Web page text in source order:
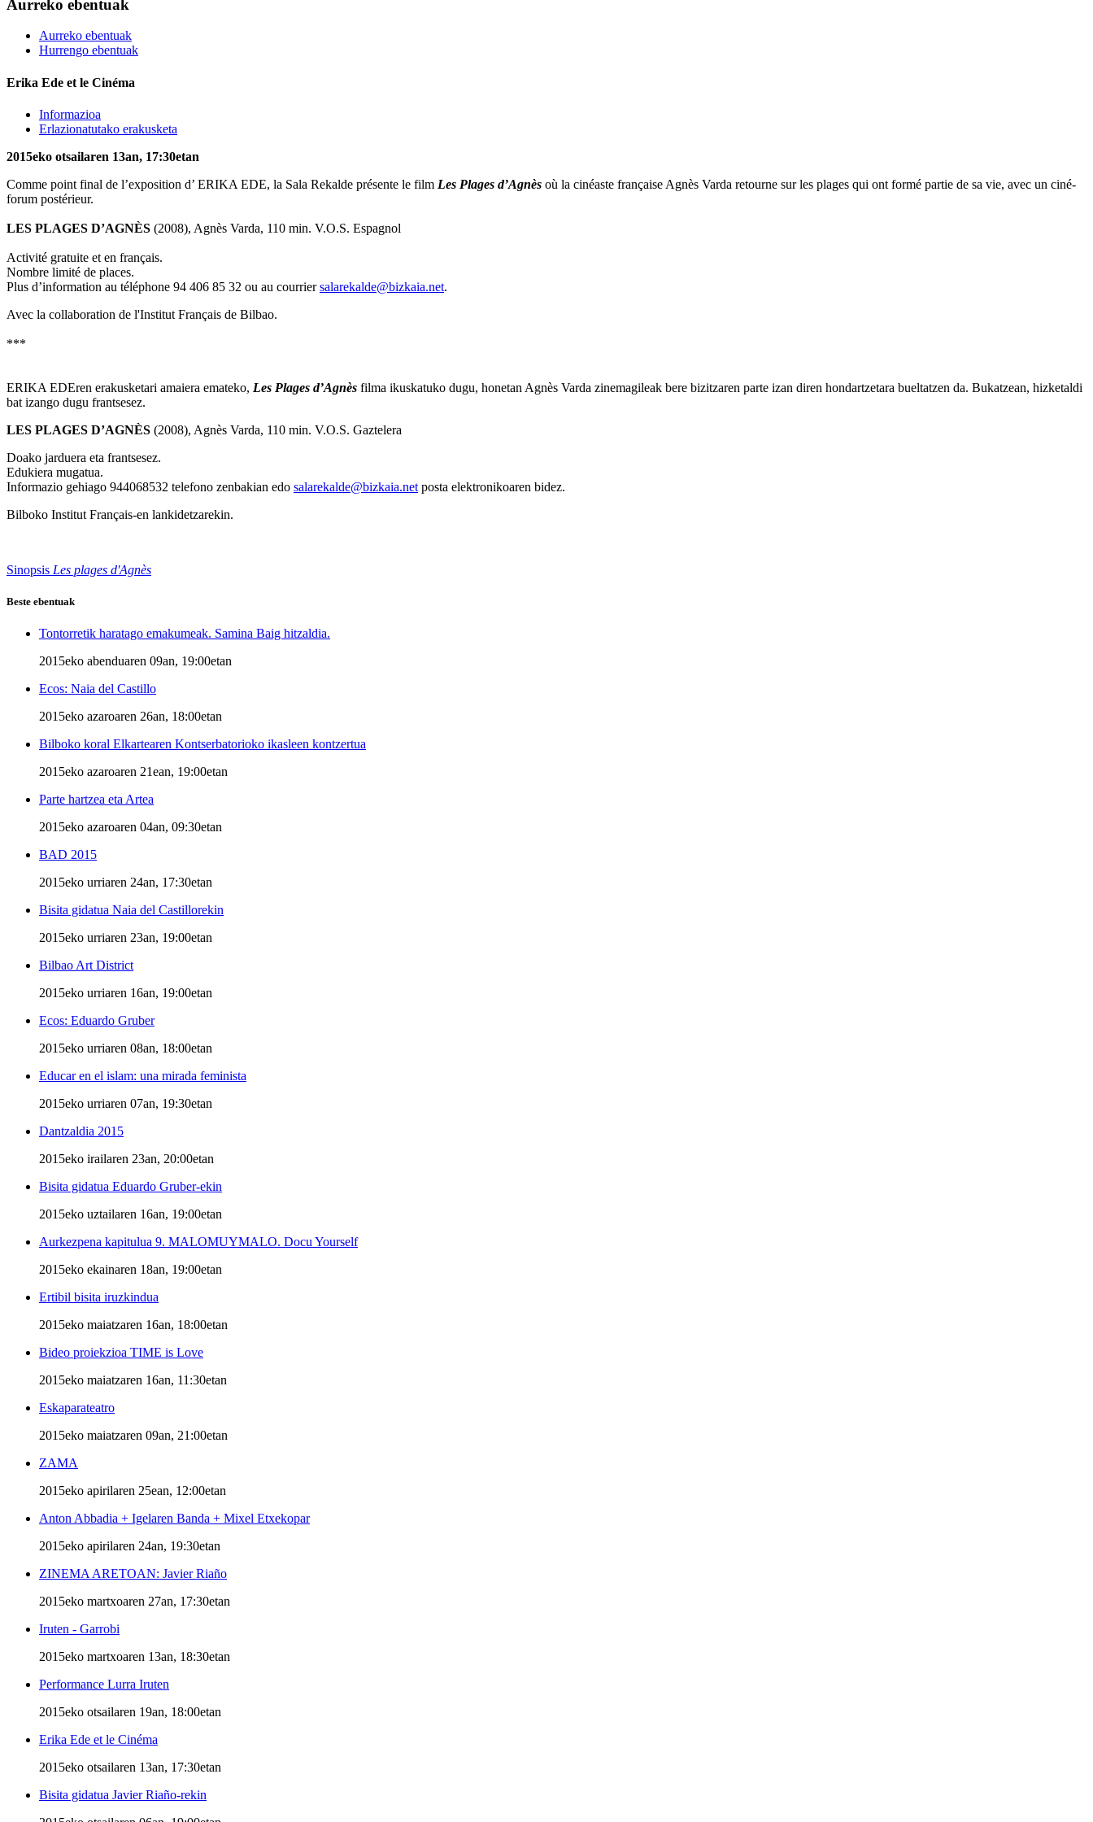
Aurreko ebentuak
Aurreko ebentuak
Hurrengo ebentuak
Erika Ede et le Cinéma
Informazioa
Erlazionatutako erakusketa
2015eko otsailaren 13an, 17:30etan
Comme point final de l’exposition d’ ERIKA EDE, la Sala Rekalde présente le film Les Plages d’Agnès où la cinéaste française Agnès Varda retourne sur les plages qui ont formé partie de sa vie, avec un ciné-
forum postérieur.
LES PLAGES D’AGNÈS (2008), Agnès Varda, 110 min. V.O.S. Espagnol
Activité gratuite et en français.
Nombre limité de places.
Plus d’information au téléphone 94 406 85 32 ou au courriersalarekalde@bizkaia.net.
Avec la collaboration de l'Institut Français de Bilbao.
***
ERIKA EDEren erakusketari amaiera emateko, Les Plages d’Agnès filma ikuskatuko dugu, honetan Agnès Varda zinemagileak bere bizitzaren parte izan diren hondartzetara bueltatzen da. Bukatzean, hizketaldi
bat izango dugu frantsesez.
LES PLAGES D’AGNÈS (2008), Agnès Varda, 110 min. V.O.S. Gaztelera
Doako jarduera eta frantsesez.
Edukiera mugatua.
Informazio gehiago 944068532 telefono zenbakian edo salarekalde@bizkaia.net posta elektronikoaren bidez.
Bilboko Institut Français-en lankidetzarekin.
Sinopsis Les plages d'Agnès
Beste ebentuak
Tontorretik haratago emakumeak. Samina Baig hitzaldia.
2015eko abenduaren 09an, 19:00etan
Ecos: Naia del Castillo
2015eko azaroaren 26an, 18:00etan
Bilboko koral Elkartearen Kontserbatorioko ikasleen kontzertua
2015eko azaroaren 21ean, 19:00etan
Parte hartzea eta Artea
2015eko azaroaren 04an, 09:30etan
BAD 2015
2015eko urriaren 24an, 17:30etan
Bisita gidatua Naia del Castillorekin
2015eko urriaren 23an, 19:00etan
Bilbao Art District
2015eko urriaren 16an, 19:00etan
Ecos: Eduardo Gruber
2015eko urriaren 08an, 18:00etan
Educar en el islam: una mirada feminista
2015eko urriaren 07an, 19:30etan
Dantzaldia 2015
2015eko irailaren 23an, 20:00etan
Bisita gidatua Eduardo Gruber-ekin
2015eko uztailaren 16an, 19:00etan
Aurkezpena kapitulua 9. MALOMUYMALO. Docu Yourself
2015eko ekainaren 18an, 19:00etan
Ertibil bisita iruzkindua
2015eko maiatzaren 16an, 18:00etan
Bideo proiekzioa TIME is Love
2015eko maiatzaren 16an, 11:30etan
Eskaparateatro
2015eko maiatzaren 09an, 21:00etan
ZAMA
2015eko apirilaren 25ean, 12:00etan
Anton Abbadia + Igelaren Banda + Mixel Etxekopar
2015eko apirilaren 24an, 19:30etan
ZINEMA ARETOAN: Javier Riaño
2015eko martxoaren 27an, 17:30etan
Iruten - Garrobi
2015eko martxoaren 13an, 18:30etan
Performance Lurra Iruten
2015eko otsailaren 19an, 18:00etan
Erika Ede et le Cinéma
2015eko otsailaren 13an, 17:30etan
Bisita gidatua Javier Riaño-rekin